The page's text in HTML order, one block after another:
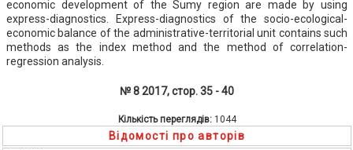
economic development of the Sumy region are made by using
express-diagnostics. Express-diagnostics of the socio-ecological-
economic balance of the administrative-territorial unit contains such
methods as the index method and the method of correlation-
regression analysis.
№ 8 2017, стор. 35 - 40
Кількість переглядів: 1044
Відомості про авторів